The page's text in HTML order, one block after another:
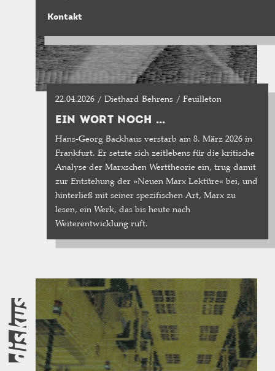
Kontakt
22.04.2026 / Diethard Behrens / Feuilleton
EIN WORT NOCH ...
Hans-Georg Backhaus verstarb am 8. März 2026 in
Frankfurt. Er setzte sich zeitlebens für die kritische
Analyse der Marxschen Werttheorie ein, trug damit
zur Entstehung der »Neuen Marx Lektüre« bei, und
hinterließ mit seiner spezifischen Art, Marx zu
lesen, ein Werk, das bis heute nach
Weiterentwicklung ruft.